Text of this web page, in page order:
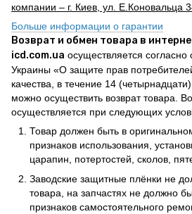
компании – г. Киев, ул. Е.Коновальца
Больше информации о гарантии
Возврат и обмен товара в
icd.com.ua осуществляется согласно
Украины «О защите прав
качества, в течение 14
можно осуществить возврат товара.
осуществляется при следующих
Товар должен быть в
признаков использования,
царапин, потертостей, сколов,
Заводские защитные плёнки не
товара, на запчастях не должно
признаков самостоятельного